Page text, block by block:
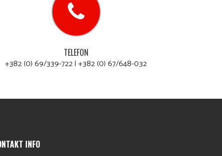
TELEFON
+382 (0) 69/339-722 l +382 (0) 67/648-032
INFO